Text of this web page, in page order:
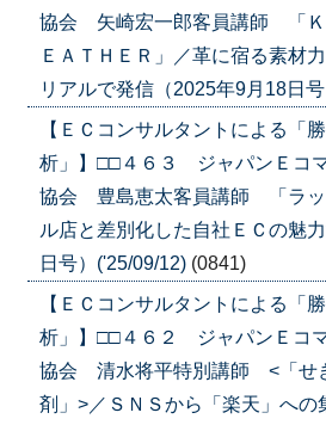
協会 矢崎宏一郎客員講師 「
ＥＡＴＨＥＲ」／革に宿る素材
リアルで発信（2025年9月18日
【ＥＣコンサルタントによる「
析」】□□４６３ ジャパンＥコ
協会 豊島恵太客員講師 「ラッ
ル店と差別化した自社ＥＣの魅
日号）('25/09/12) (0841)
【ＥＣコンサルタントによる「
析」】□□４６２ ジャパンＥコ
協会 清水将平特別講師 <「せ
剤」>／ＳＮＳから「楽天」への